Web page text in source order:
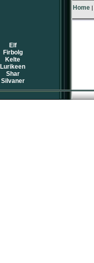
Home |
Elf
Firbolg
Kelte
Lurikeen
Shar
Silvaner